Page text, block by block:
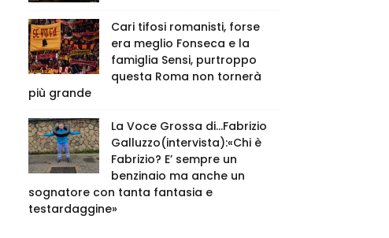
Cari tifosi romanisti, forse
era meglio Fonseca e la
famiglia Sensi, purtroppo
questa Roma non tornerà
più grande
La Voce Grossa di…Fabrizio
Galluzzo(intervista):«Chi è
Fabrizio? E’ sempre un
benzinaio ma anche un
sognatore con tanta fantasia e
testardaggine»